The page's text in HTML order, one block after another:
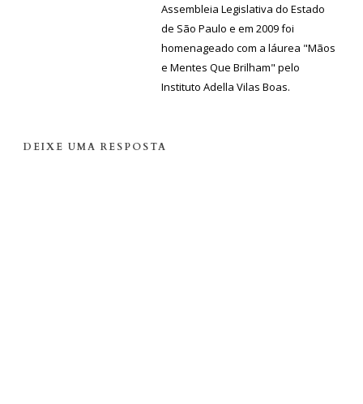
Assembleia Legislativa do Estado
de São Paulo e em 2009 foi
homenageado com a láurea "Mãos
e Mentes Que Brilham" pelo
Instituto Adella Vilas Boas.
DEIXE UMA RESPOSTA